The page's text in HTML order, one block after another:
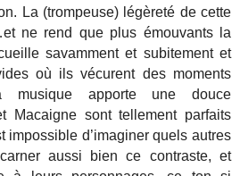
La (trompeuse) légèreté de cette
ne rend que plus émouvants la
savamment et subitement et
où ils vécurent des moments
musique apporte une douce
Macaigne sont tellement parfaits
impossible d’imaginer quels autres
aussi bien ce contraste, et